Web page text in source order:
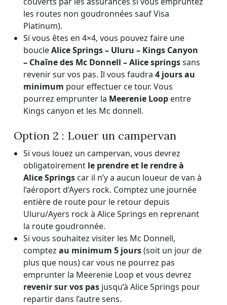
les routes non goudronnées sauf Visa
Platinum).
Si vous êtes en 4×4, vous pouvez faire une
boucleAlice Springs – Uluru – Kings Canyon
– Chaîne des Mc Donnell – Alice springssans
revenir sur vos pas. Il vous faudra4 jours au
minimum pour effectuer ce tour. Vous
pourrez emprunter la Meerenie Loop entre
Kings canyon et les Mc donnell.
Option 2 : Louer un campervan
Si vous louez un campervan, vous devrez
obligatoirement le prendre et le rendre à
Alice Springs car il n’y a aucun loueur de van à
l’aéroport d’Ayers rock. Comptez une journée
entière de route pour le retour depuis
Uluru/Ayers rock à Alice Springs en reprenant
la route goudronnée.
Si vous souhaitez visiter les Mc Donnell,
comptezau minimum 5 jours(soit un jour de
plus que nous) car vous ne pourrez pas
emprunter la Meerenie Loop et vous devrez
revenir sur vos pas jusqu’à Alice Springs pour
repartir dans l’autre sens.